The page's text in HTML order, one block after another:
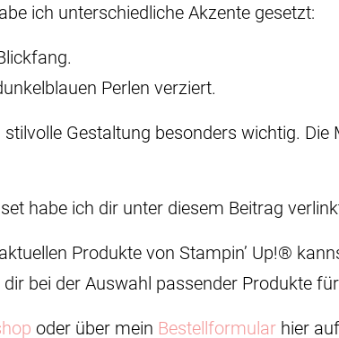
ich unterschiedliche Akzente gesetzt:
Perlen verziert.
Gestaltung besonders wichtig.
habe ich dir unter diesem Beitrag
Produkte von Stampin’ Up!®
bei der Auswahl passender Produkte
oder über mein Bestellformular hier